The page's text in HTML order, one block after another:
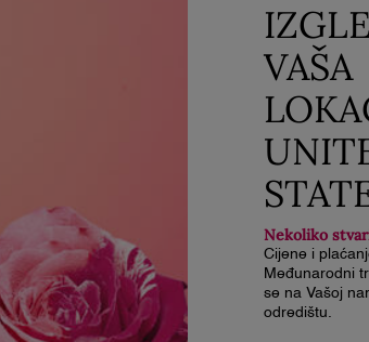
VAŠA
Nekoliko
Cijene i
Međunarodni
se na Vašoj
odredištu.